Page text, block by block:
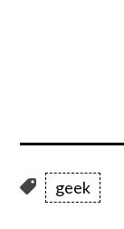
geek